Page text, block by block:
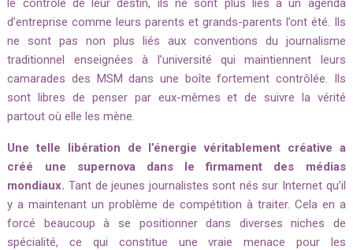
le contrôle de leur destin, ils ne sont plus liés à un agenda
d’entreprise comme leurs parents et grands-parents l’ont été. Ils
ne sont pas non plus liés aux conventions du journalisme
traditionnel enseignées à l’université qui maintiennent leurs
camarades des MSM dans une boîte fortement contrôlée. Ils
sont libres de penser par eux-mêmes et de suivre la vérité
partout où elle les mène.
Une telle libération de l’énergie véritablement créative a
créé une supernova dans le firmament des médias
mondiaux. Tant de jeunes journalistes sont nés sur Internet qu’il
y a maintenant un problème de compétition à traiter. Cela en a
forcé beaucoup à se positionner dans diverses niches de
spécialité, ce qui constitue une vraie menace pour les